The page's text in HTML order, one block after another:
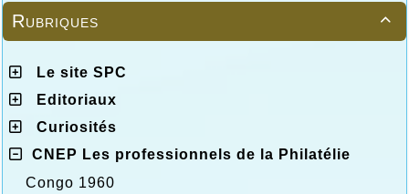

Rubriques
Le site SPC
Editoriaux
Curiosités
CNEP Les professionnels de la Philatélie
Congo 1960